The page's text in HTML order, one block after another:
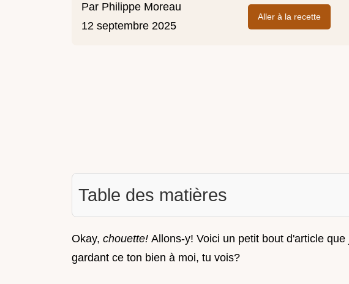
Par Philippe Moreau
12 septembre 2025
Aller à la recette
Table des matières
Okay, chouette! Allons-y! Voici un petit bout d'article
gardant ce ton bien à moi, tu vois?